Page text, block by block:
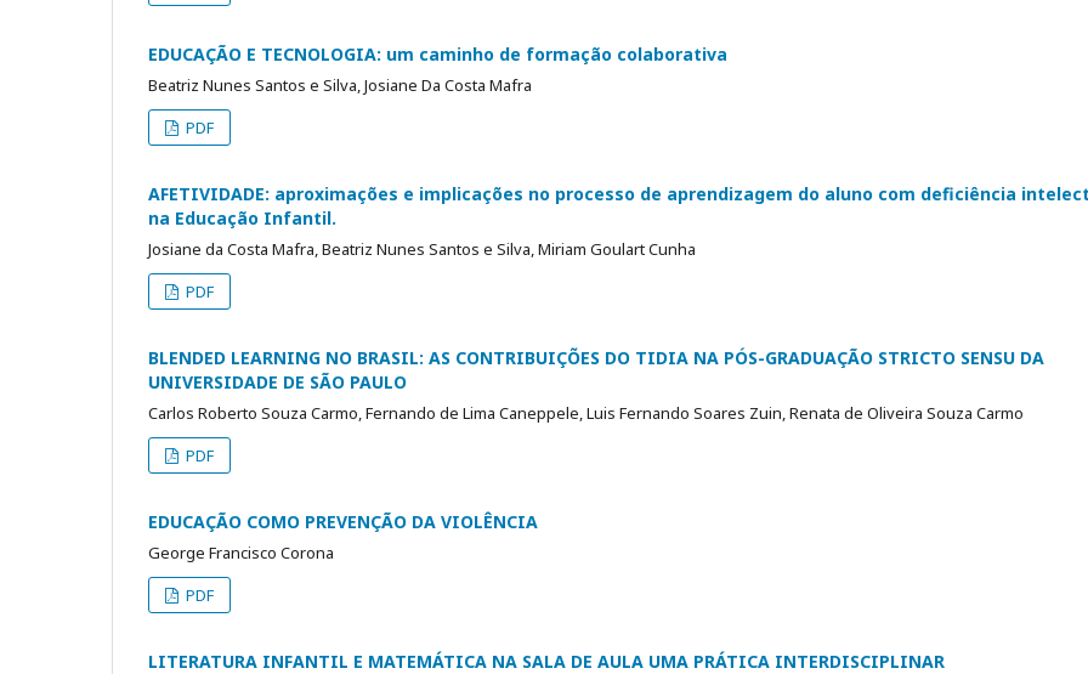
EDUCAÇÃO E TECNOLOGIA: um caminho de formação colaborativa
Beatriz Nunes Santos e Silva, Josiane Da Costa Mafra
PDF
AFETIVIDADE: aproximações e implicações no processo de aprendizagem do aluno com deficiência
na Educação Infantil.
Josiane da Costa Mafra, Beatriz Nunes Santos e Silva, Miriam Goulart Cunha
PDF
BLENDED LEARNING NO BRASIL: AS CONTRIBUIÇÕES DO TIDIA NA PÓS-GRADUAÇÃO STRICTO SENSU DA
UNIVERSIDADE DE SÃO PAULO
Carlos Roberto Souza Carmo, Fernando de Lima Caneppele, Luis Fernando Soares Zuin, Renata de Oliveira Souza Carmo
PDF
EDUCAÇÃO COMO PREVENÇÃO DA VIOLÊNCIA
George Francisco Corona
PDF
LITERATURA INFANTIL E MATEMÁTICA NA SALA DE AULA UMA PRÁTICA INTERDISCIPLINAR